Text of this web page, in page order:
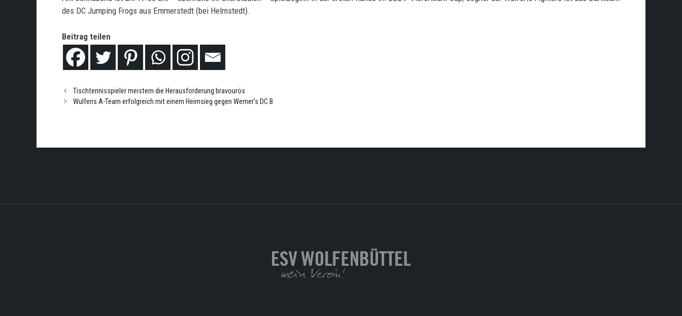
des DC Jumping Frogs aus Emmerstedt (bei Helmstedt).
Beitrag teilen
Tischtennisspieler meistern die Herausforderung bravourös
Wulferis A-Team erfolgreich mit einem Heimsieg gegen Werner’s DC B